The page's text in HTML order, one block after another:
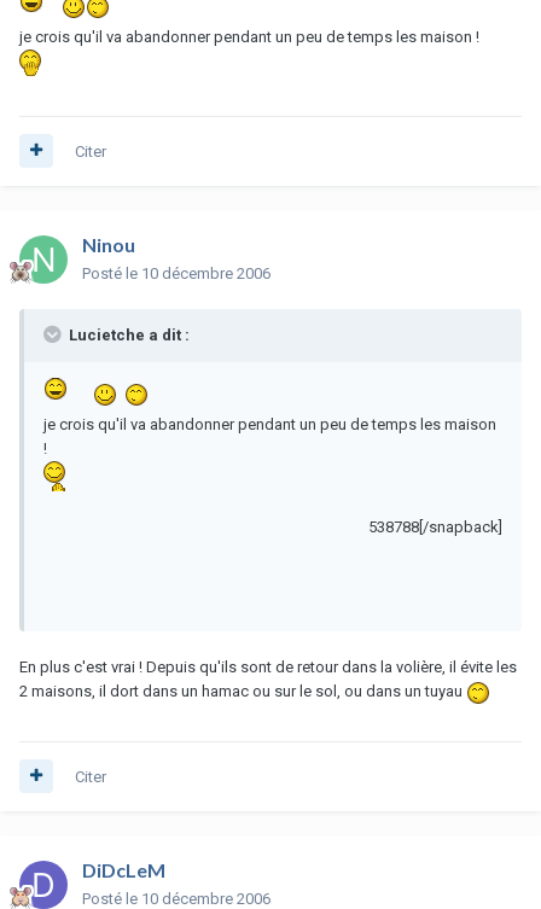
je crois qu'il va abandonner pendant un peu de temps les maison !
Citer
Ninou
Posté le 10 décembre 2006
Lucietche a dit :
je crois qu'il va abandonner pendant un peu de temps les maison
!
538788[/snapback]
En plus c'est vrai ! Depuis qu'ils sont de retour dans la volière, il évite les
2 maisons, il dort dans un hamac ou sur le sol, ou dans un tuyau
Citer
DiDcLeM
Posté le 10 décembre 2006